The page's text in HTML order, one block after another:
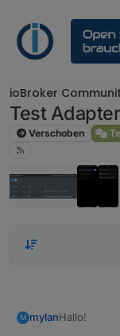
ioBroker
Test
Verschoben
M mylanHallo!